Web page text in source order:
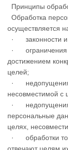
Принципы
Обработка
осуществляется
· законности и
· ограничения
достижением
целей;
· недопущения
несовместимой с
· недопущения
персональные
целях,
· обработки